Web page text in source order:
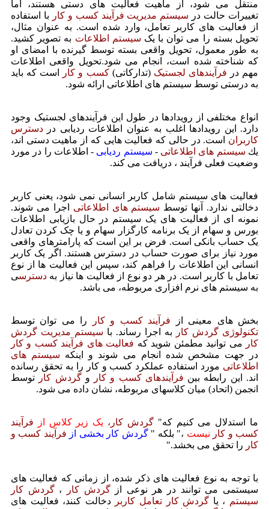
منتقل می شود، از ماهیت فعالیت های دستی هستند، اما
تغییرات حالت در سیستم مدیریت فرآیند کسب و کار
با استفاده
از فعالیت های کاربر تعامل، وارد شده است. به عنوان مثال،
تحویل بسته را می توان با یک سیستم اطلاعات به تصویر كشید.
به طور معمول، تحویل واقعی بسته توسط گیرنده با امضای او
كه شناخته شده است، انجام می شود.تحویل واقعی اطلاعات
مهم در فرآیندهای لجستیک (تداركاتی)کسب و کار
است که باید
به درستی توسط سیستم های اطلاعاتی ارائه شود.
انواع مختلفی از رویدادها در طول این فرآیندهای لجستیک وجود
دارد. این رویدادها اغلب به عنوان اطلاعات ردیابی در دسترس
کاربران است. در حالی که فعالیت هایی که از ماهیت دستی اند،
یك سیستم های اطلاعاتی - سیستم ردیابی - اطلاعات را در مورد
وضعیت فعلی فرآیند ، دریافت می كند.
فعالیت های سیستم شامل کاربر انسانی نمی شود، یعنی کاربر
دخالتی ندارد. آنها توسط سیستم های اطلاعاتی اجرا می شوند.
نمونه ای از فعالیت های یک سیستم در حال بازیابی اطلاعات
بورس و سهام از یک برنامه کارگزار سهام و یا چک کردن تعادل
یک حساب بانکی است. فرض بر این است که پارامترهای واقعی
مورد نیاز برای صورت حساب در دسترس هستند. اگر یک کاربر
انسانی این اطلاعات را فراهم کند، سپس این فعالیت ها از نوع
تعامل با کاربر است. در هر دو نوع از فعالیت ها نیاز به دسترسی
به سیستم های نرم افزاری مربوطه، می باشد.
بخش های معینی از فرآیند کسب و کار
را می توان توسط
تکنولوژی گردش کار به اجرا رساند. با سیستم مدیریت گردش
کار
می توانید مطمئن شوید که فعالیت های فرآیند کسب و کار
در جهت مشخص شده انجام می شوند و اینکه سیستم های
اطلاعاتی مورد استفاده عملکرد کسب و کار را به تحقق رسانده
اند. این رابطه بین فرآیندهای کسب و کار وگردش کار
توسط
انجمن (اتحاد) میان کلاسهای مربوطه، نشان داده می شود.
ما استدلال می کنیم که"گردش کار، یک زیر کلاس از فرآیند
کسب و کار نیست ،" بلکه "گردش کار بخشی از فرآیند کسب و
کار را تحقق می بخشد."
با توجه به نوع فعالیت های ذکر شده، از زمانی که فعالیت های
سیستمی می توانند در هر نوعی ازگردش کار ،گردش کار
سیستم ، یا گردش کار تعامل کاربر
دخالت کنند، فعالیت های